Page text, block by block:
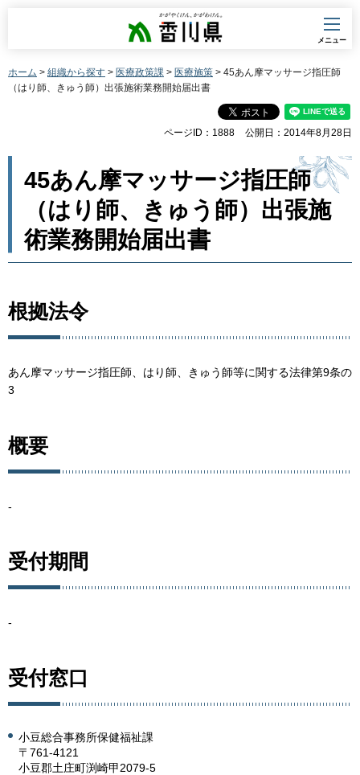
香川県
メニュー
ホーム > 組織から探す > 医療政策課 > 医療施策 > 45あん摩マッサージ指圧師
（はり師、きゅう師）出張施術業務開始届出書
ページID：1888 公開日：2014年8月28日
45あん摩マッサージ指圧師
（はり師、きゅう師）出張施
術業務開始届出書
根拠法令
あん摩マッサージ指圧師、はり師、きゅう師等に関する法律第9条の
3
概要
-
受付期間
-
受付窓口
小豆総合事務所保健福祉課
〒761-4121
小豆郡土庄町渕崎甲2079-5